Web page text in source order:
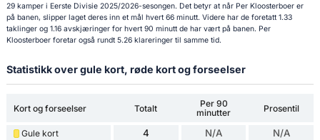
29 kamper i Eerste Divisie 2025/2026-sesongen. Det betyr at når Per Kloosterboer er
på banen, slipper laget deres inn et mål hvert 66 minutt. Videre har de foretatt 1.33
taklinger og 1.16 avskjæringer for hvert 90 minutt de har vært på banen. Per
Kloosterboer foretar også rundt 5.26 klareringer til samme tid.
Statistikk over gule kort, røde kort og forseelser
Kort og forseelser Totalt
Per 90
minutter
Prosentil
Gule kort 4 N/A N/A